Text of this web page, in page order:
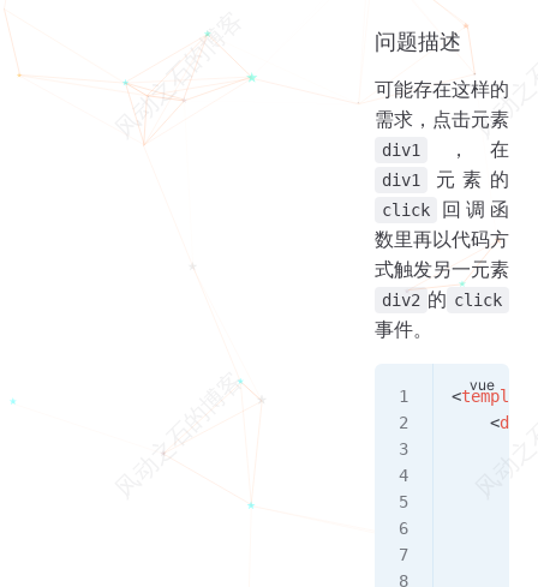
问题描述
可能存在这样的
需求，点击元素
div1 ，在
div1 元素的
click
回调函
数里再以代码方
式触发另一元素
div2 的 click
事件。
<template
    <
div